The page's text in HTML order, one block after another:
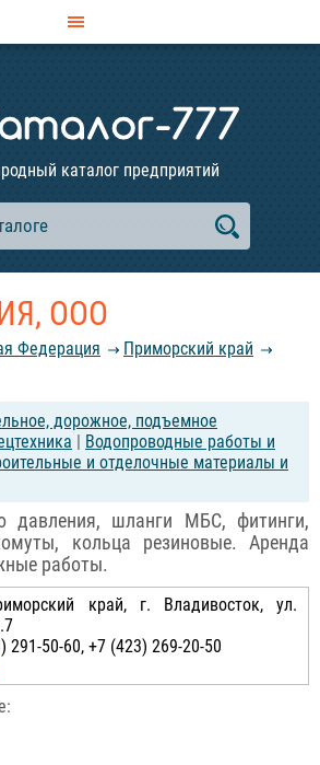
каталог предприятий
ООО
Федерация
Приморский край
дорожное, подъемное
| Водопроводные работы и
и отделочные материалы и
давления, шланги МБС, фитинги,
кольца резиновые. Аренда
работы.
край, г. Владивосток, ул.
291-50-60, +7 (423) 269-20-50